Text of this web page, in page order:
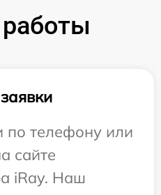
по телефону или
сайте
iRay. Наш